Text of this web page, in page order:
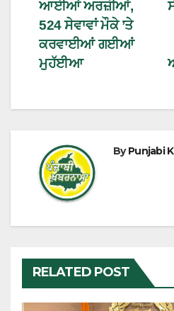
ਆਈਆਂ ਅਰਜ਼ੀਆਂ,
524 ਸੇਵਾਵਾਂ ਮੌਕੇ ’ਤੇ
ਕਰਵਾਈਆਂ ਗਈਆਂ
ਮੁਹੱਈਆ
ByPunjabi
RELATED POST